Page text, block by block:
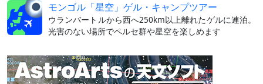
モンゴル「星空」ゲル・キャンプツアー
ウランバートルから西へ250km以上離れたゲルに連泊。
光害のない場所でペルセ群や星空を楽しめます